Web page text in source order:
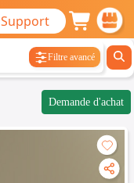
Support
Filtre avancé
Demande d'achat